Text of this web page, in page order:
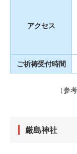
アクセス
ご祈祷受付時間
（参
厳島神社